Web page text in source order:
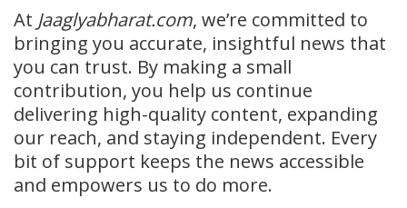
At Jaaglyabharat.com, we’re committed to
bringing you accurate, insightful news that
you can trust. By making a small
contribution, you help us continue
delivering high-quality content, expanding
our reach, and staying independent. Every
bit of support keeps the news accessible
and empowers us to do more.